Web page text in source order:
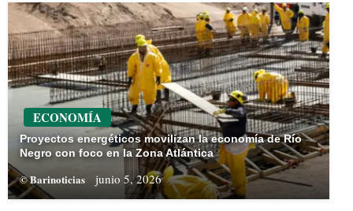
ECONOMÍA
Proyectos energéticos movilizan la economía de Río
Negro con foco en la Zona Atlántica
© Barinoticias junio 5, 2026